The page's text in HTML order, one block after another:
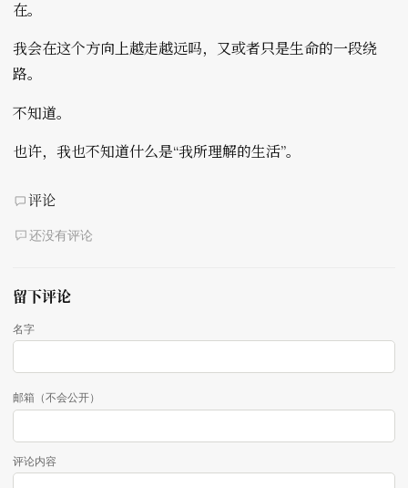
在。
我会在这个方向上越走越远吗，又或者只是生命的一段绕
路。
不知道。
也许，我也不知道什么是“我所理解的生活”。
评论
还没有评论
留下评论
名字
邮箱（不会公开）
评论内容